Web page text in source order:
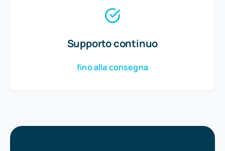
Supporto continuo
fino alla consegna